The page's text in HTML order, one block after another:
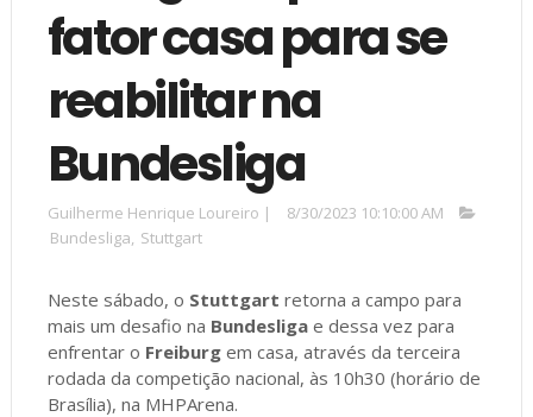
fator casa para se
reabilitar na
Bundesliga
Guilherme Henrique Loureiro |
8/30/2023 10:10:00 AM
Bundesliga, Stuttgart
Neste sábado, o Stuttgart retorna a campo para
mais um desafio na Bundesligae dessa vez para
enfrentar o Freiburg em casa, através da terceira
rodada da competição nacional, às 10h30 (horário de
Brasília), na MHPArena.